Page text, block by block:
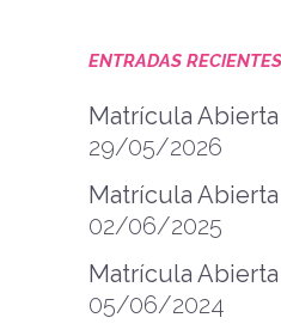
ENTRADAS RECIENTES
Matrícula
29/05/2026
Matrícula
02/06/2025
Matrícula
05/06/2024